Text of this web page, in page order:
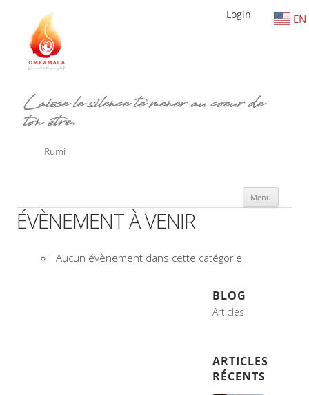
Login
Laisse le silence te mener au coeur de
ton être.
Rumi
Menu
ÉVÈNEMENT À VENIR
Aucun évènement dans cette catégorie
BLOG
Articles
ARTICLES
RÉCENTS
EN